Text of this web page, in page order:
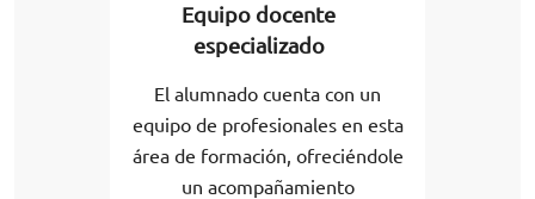
Equipo docente
especializado
El alumnado cuenta con un
equipo de profesionales en esta
área de formación, ofreciéndole
un acompañamiento